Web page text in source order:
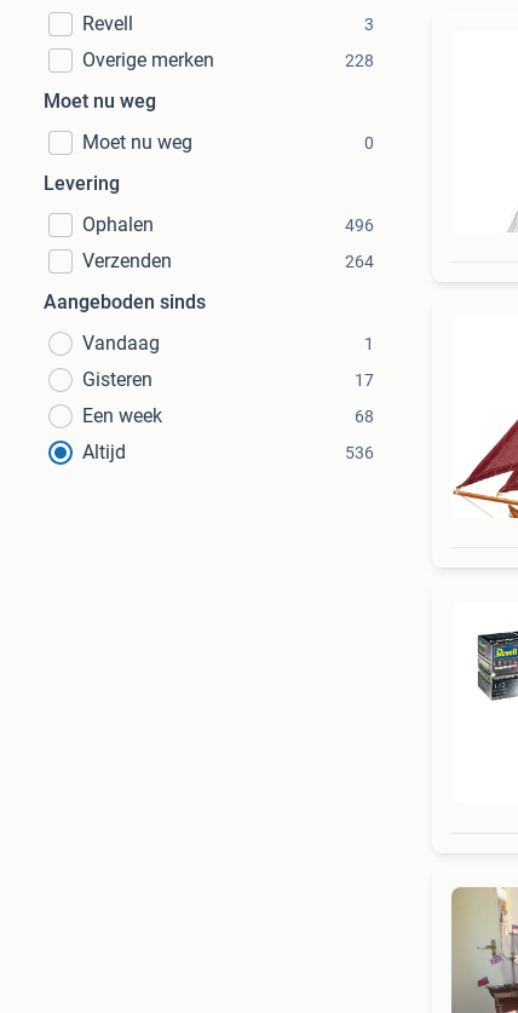
Revell 3
Overige merken 228
Moet nu weg
Moet nu weg
0
Levering
Ophalen
496
Verzenden 264
Aangeboden sinds
Vandaag
1
Gisteren 17
Een week 68
Altijd 536